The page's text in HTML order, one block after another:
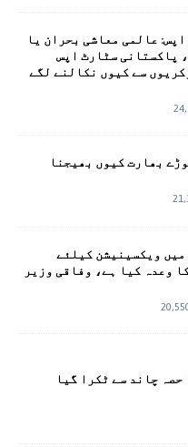
عالمی معاشی بحران یا
پاکستانی سٹارٹ اپس
سے کیوں نکالنے لگے
بھارت کیوں بھیجنا
ویکسینیشن کیلئے
کا وعدہ کیا ہے، وفاقی وزیر
حصہ چاند سے ٹکرا گیا